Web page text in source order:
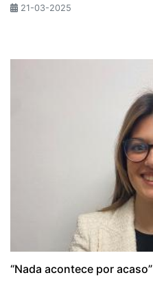
21-03-2025
“Nada acontece por acaso”